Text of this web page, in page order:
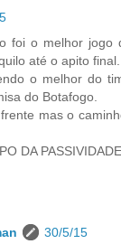
foi o melhor jogo
até o apito final.
o melhor do
do Botafogo.
mas o
DA
30/5/15